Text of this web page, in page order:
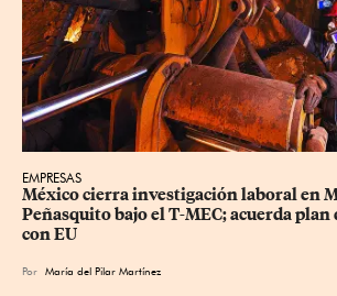
EMPRESAS
México cierra investigación laboral en
Peñasquito bajo el T-MEC; acuerda
con EU
Por María del Pilar Martínez